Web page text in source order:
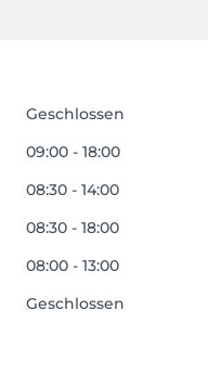
Geschlossen
09:00 - 18:00
08:30 - 14:00
08:30 - 18:00
08:00 - 13:00
Geschlossen